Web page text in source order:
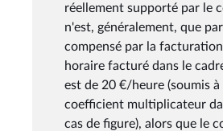
réellement supporté par le
n'est, généralement, que
compensé par la
horaire facturé dans le
est de 20 €/heure (soumis à
coefficient multiplicateur
cas de figure), alors que le